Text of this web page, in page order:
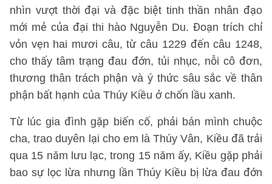
nhìn vượt thời đại và đặc biệt tinh thần nhân đạo
mới mẻ của đại thi hào Nguyễn Du. Đoạn trích chỉ
vỏn vẹn hai mươi câu, từ câu 1229 đến câu 1248,
cho thấy tâm trạng đau đớn, tủi nhục, nỗi cô đơn,
thương thân trách phận và ý thức sâu sắc về thân
phận bất hạnh của Thúy Kiều ở chốn lầu xanh.
Từ lúc gia đình gặp biến cố, phải bán mình chuộc
cha, trao duyên lại cho em là Thúy Vân, Kiều đã trải
qua 15 năm lưu lạc, trong 15 năm ấy, Kiều gặp phải
bao sự lọc lừa nhưng lần Thúy Kiều bị lừa đau đớn